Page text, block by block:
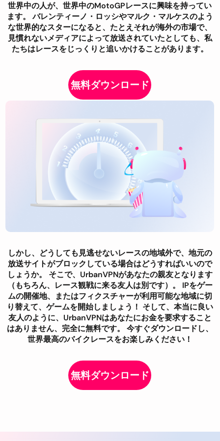
世界中の人が、世界中のMotoGPレースに興味を持ってい
ます。 バレンティーノ・ロッシやマルク・マルケスのよう
な世界的なスターになると、たとえそれが海外の市場で、
見慣れないメディアによって放送されていたとしても、私
たちはレースをじっくりと追いかけることがあります。
無料ダウンロード
しかし、どうしても見逃せないレースの地域外で、地元の
放送サイトがブロックしている場合はどうすればいいので
しょうか。 そこで、UrbanVPNがあなたの親友となります
（もちろん、レース観戦に来る友人は別です）。 IPをゲー
ムの開催地、またはフィクスチャーが利用可能な地域に切
り替えて、ゲームを開始しましょう！ そして、本当に良い
友人のように、UrbanVPNはあなたにお金を要求すること
はありません、完全に無料です。 今すぐダウンロードし、
世界最高のバイクレースをお楽しみください！
無料ダウンロード